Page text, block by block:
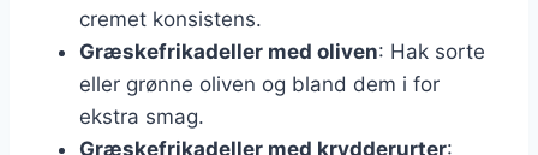
cremet konsistens.
Græskefrikadeller med oliven: Hak sorte
eller grønne oliven og bland dem i for
ekstra smag.
Græskefrikadeller med krydderurter: